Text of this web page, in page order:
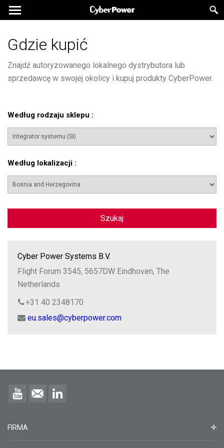
Gdzie kupić
Znajdź autoryzowanego lokalnego dystrybutora lub
sprzedawcę w swojej okolicy i kupuj produkty CyberPower.
Według rodzaju sklepu :
Według lokalizacji :
Szukaj
Cyber Power Systems B.V.
Flight Forum 3545, 5657DW Eindhoven, The
Netherlands
+31 40 2348170
eu.sales@cyberpower.com
FIRMA